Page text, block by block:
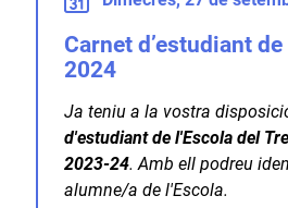
Carnet d’estudiant de
2024
Ja teniu a la vostra
d'estudiant de l'Escola del
2023-24. Amb ell podreu
alumne/a de l'Escola.